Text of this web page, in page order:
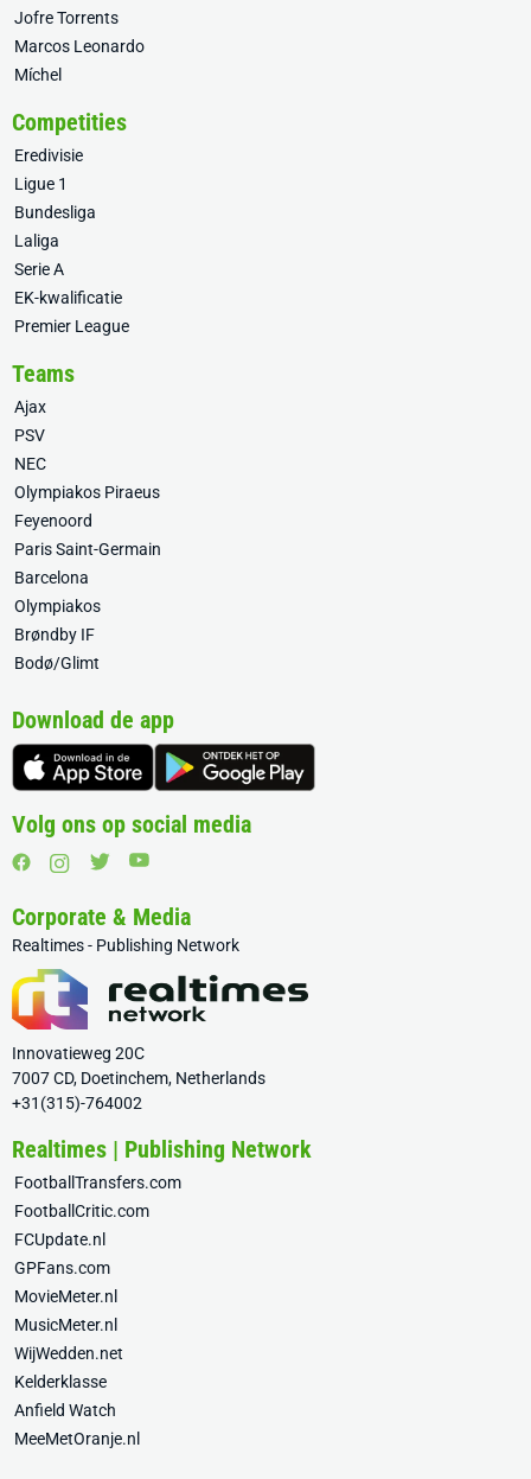
Jofre Torrents
Marcos Leonardo
Míchel
Competities
Eredivisie
Ligue 1
Bundesliga
Laliga
Serie A
EK-kwalificatie
Premier League
Teams
Ajax
PSV
NEC
Olympiakos Piraeus
Feyenoord
Paris Saint-Germain
Barcelona
Olympiakos
Brøndby IF
Bodø/Glimt
Download de app
Volg ons op social media
Corporate & Media
Realtimes - Publishing Network
Innovatieweg 20C
7007 CD, Doetinchem, Netherlands
+31(315)-764002
Realtimes | Publishing Network
FootballTransfers.com
FootballCritic.com
FCUpdate.nl
GPFans.com
MovieMeter.nl
MusicMeter.nl
WijWedden.net
Kelderklasse
Anfield Watch
MeeMetOranje.nl